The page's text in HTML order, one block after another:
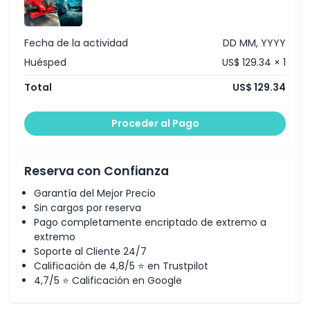
Crea recuerdos duraderos mientras emprendes
emocionantes aventuras y descubres nuevos mundos
juntos. No pierdas la oportunidad de experimentar Isla Yas
Abu Dhabi como nunca antes. Reserva tus Entradas para
Múltiples Parques hoy y comienza un viaje inolvidable lleno
de emoción, risas y ahorros inigualables.
Inclusiones
Horario de Apertura
Cosas a Saber
Ubicación
Cómo Llegar
Fecha de la actividad
DD MM, YYYY
Huésped
US$ 129.34 × 1
Total
US$ 129.34
Proceder al Pago
Reserva con Confianza
Garantía del Mejor Precio
Sin cargos por reserva
Pago completamente encriptado de extremo a
extremo
Soporte al Cliente 24/7
Calificación de 4,8/5 ⭐ en Trustpilot
4,7/5 ⭐ Calificación en Google